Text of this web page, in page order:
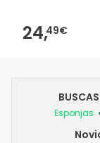
24,49€
Esponjas